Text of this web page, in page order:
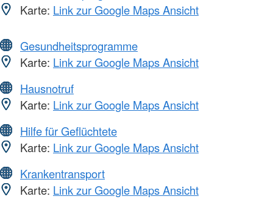
Karte: Link zur Google Maps Ansicht
Gesundheitsprogramme
Karte: Link zur Google Maps Ansicht
Hausnotruf
Karte: Link zur Google Maps Ansicht
Hilfe für Geflüchtete
Karte: Link zur Google Maps Ansicht
Krankentransport
Karte: Link zur Google Maps Ansicht